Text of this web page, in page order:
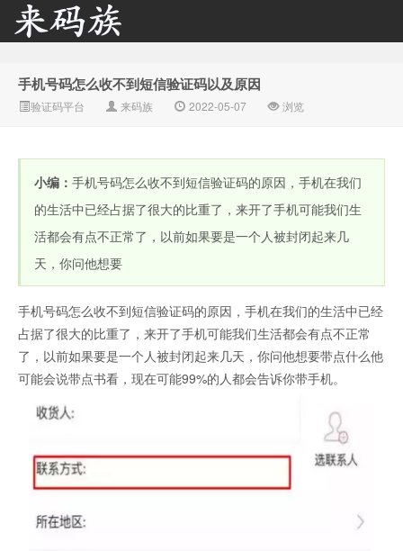
来码族 - 分享在线短信资
源接收资讯,手机短信验
证码网站
手机号码怎么收不到短信验证码以及原因
验证码平台 来码族 2022-05-07 浏览
小编： 手机号码怎么收不到短信验证码的原因，手机在我们
的生活中已经占据了很大的比重了，来开了手机可能我们生
活都会有点不正常了，以前如果要是一个人被封闭起来几
天，你问他想要
手机号码怎么收不到短信验证码的原因，手机在我们的生活中已经
占据了很大的比重了，来开了手机可能我们生活都会有点不正常
了，以前如果要是一个人被封闭起来几天，你问他想要带点什么他
可能会说带点书看，现在可能99%的人都会告诉你带手机。